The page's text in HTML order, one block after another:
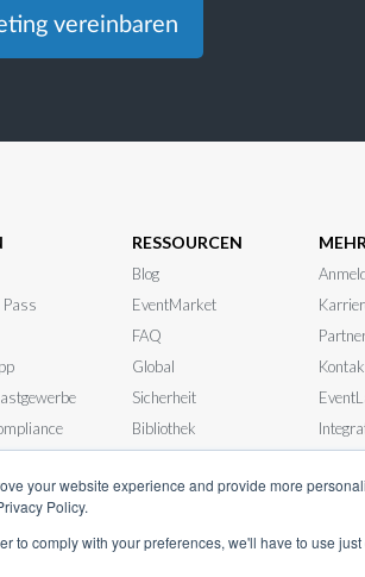
your website experience and provide more
Policy.
to comply with your preferences, we'll have to use
vereinbaren
Pass
RESSOURCEN
Blog
EventMarket
FAQ
Global
Sicherheit
Bibliothek
MEHR